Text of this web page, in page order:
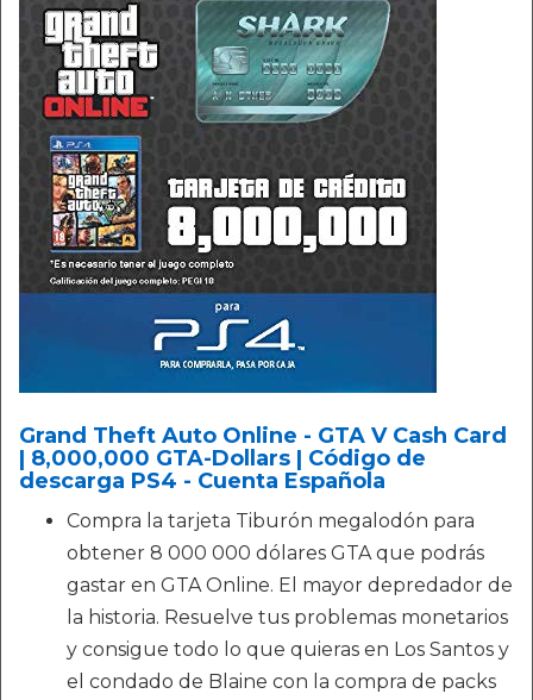
Grand Theft Auto Online - GTA V Cash Card
| 8,000,000 GTA-Dollars | Código de
descarga PS4 - Cuenta Española
Compra la tarjeta Tiburón megalodón para
obtener 8 000 000 dólares GTA que podrás
gastar en GTA Online. El mayor depredador de
la historia. Resuelve tus problemas monetarios
y consigue todo lo que quieras en Los Santos y
el condado de Blaine con la compra de packs